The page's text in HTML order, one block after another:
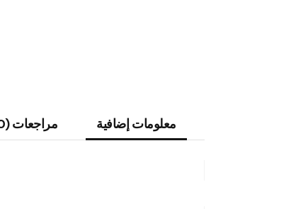
معلومات إضافية مراجعات (0)